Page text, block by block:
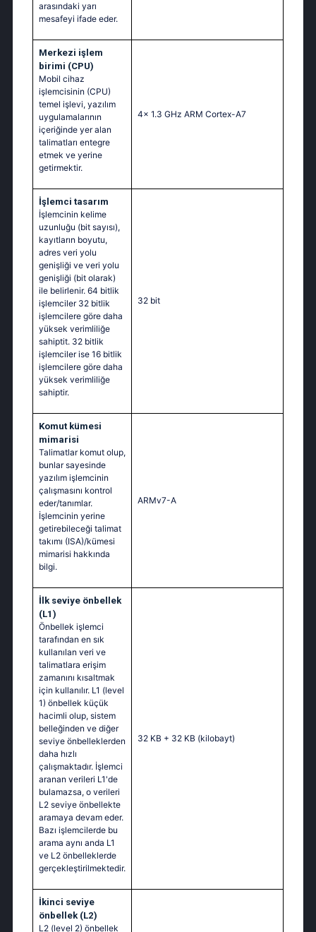
arasındaki yarı
mesafeyi ifade eder.
Merkezi işlem
birimi (CPU)
Mobil cihaz
işlemcisinin (CPU)
temel işlevi, yazılım
uygulamalarının
içeriğinde yer alan
talimatları entegre
etmek ve yerine
getirmektir.
4x 1.3 GHz ARM Cortex-A7
İşlemci tasarım
İşlemcinin kelime
uzunluğu (bit sayısı),
kayıtların boyutu,
adres veri yolu
genişliği ve veri yolu
genişliği (bit olarak)
ile belirlenir. 64 bitlik
işlemciler 32 bitlik
işlemcilere göre daha
yüksek verimliliğe
sahiptit. 32 bitlik
işlemciler ise 16 bitlik
işlemcilere göre daha
yüksek verimliliğe
sahiptir.
32 bit
Komut kümesi
mimarisi
Talimatlar komut olup,
bunlar sayesinde
yazılım işlemcinin
çalışmasını kontrol
eder/tanımlar.
İşlemcinin yerine
getirebileceği talimat
takımı (ISA)/kümesi
mimarisi hakkında
bilgi.
ARMv7-A
İlk seviye önbellek
(L1)
Önbellek işlemci
tarafından en sık
kullanılan veri ve
talimatlara erişim
zamanını kısaltmak
için kullanılır. L1 (level
1) önbellek küçük
hacimli olup, sistem
belleğinden ve diğer
seviye önbelleklerden
daha hızlı
çalışmaktadır. İşlemci
aranan verileri L1'de
bulamazsa, o verileri
L2 seviye önbellekte
aramaya devam eder.
Bazı işlemcilerde bu
arama aynı anda L1
ve L2 önbelleklerde
gerçekleştirilmektedir.
32 KB + 32 KB (kilobayt)
İkinci seviye
önbellek (L2)
L2 (level 2) önbellek